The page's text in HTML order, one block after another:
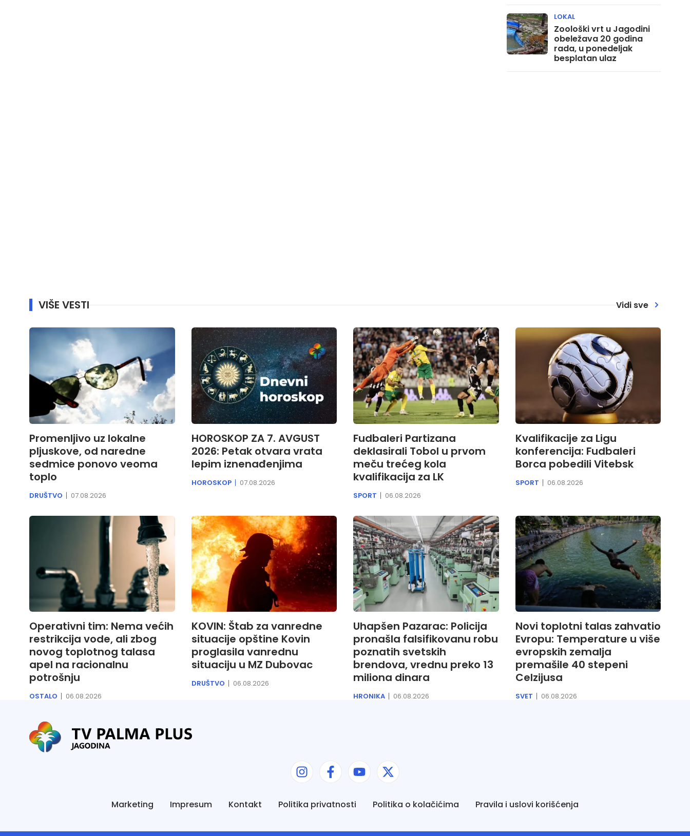
Zoološki vrt u Jagodini
obeležava 20 godina
rada, u ponedeljak
besplatan ulaz
LOKAL
VIŠE VESTI Vidi sve
Promenljivo uz lokalne
pljuskove, od naredne
sedmice ponovo veoma
toplo
DRUŠTVO 07.08.2026
HOROSKOP ZA 7. AVGUST
2026: Petak otvara vrata
lepim iznenađenjima
HOROSKOP 07.08.2026
Fudbaleri Partizana
deklasirali Tobol u prvom
meču trećeg kola
kvalifikacija za LK
SPORT 06.08.2026
Kvalifikacije za Ligu
konferencija: Fudbaleri
Borca pobedili Vitebsk
SPORT 06.08.2026
Operativni tim: Nema većih
restrikcija vode, ali zbog
novog toplotnog talasa
apel na racionalnu
potrošnju
OSTALO 06.08.2026
KOVIN: Štab za vanredne
situacije opštine Kovin
proglasila vanrednu
situaciju u MZ Dubovac
DRUŠTVO 06.08.2026
Uhapšen Pazarac: Policija
pronašla falsifikovanu robu
poznatih svetskih
brendova, vrednu preko 13
miliona dinara
HRONIKA 06.08.2026
Novi toplotni talas zahvatio
Evropu: Temperature u više
evropskih zemalja
premašile 40 stepeni
Celzijusa
SVET 06.08.2026
Marketing Impresum Kontakt Politika privatnosti Politika o kolačićima Pravila i uslovi korišćenja